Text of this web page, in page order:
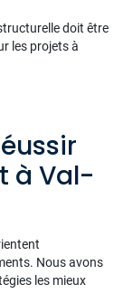
doit être
les projets à
à Val-
Nous avons
les mieux